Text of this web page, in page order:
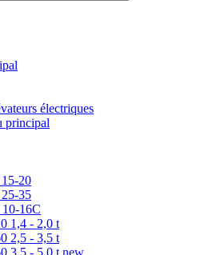
électriques
principal
20
35
16C
1,4 - 2,0 t
2,5 - 3,5 t
3,5 - 5,0 t new